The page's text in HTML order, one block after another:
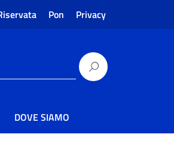
Pon Privacy
DOVE SIAMO